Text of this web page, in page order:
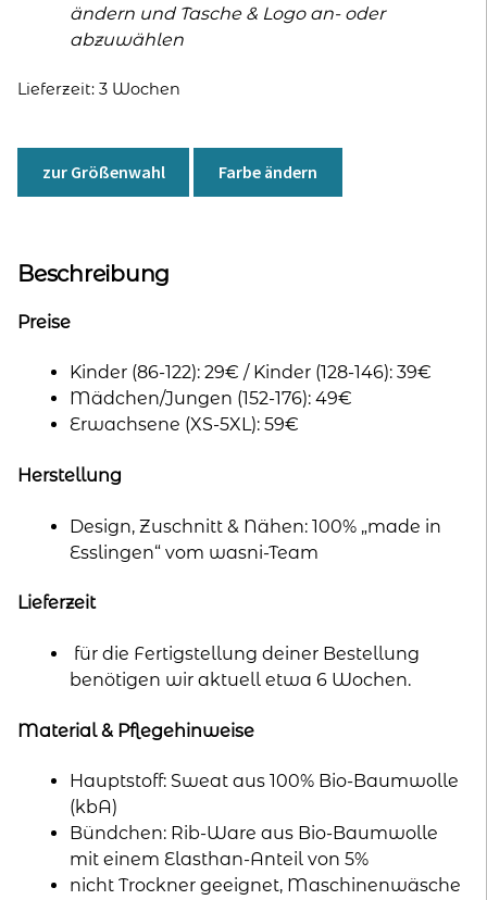
ändern und Tasche & Logo an- oder
abzuwählen
Lieferzeit: 3 Wochen
zur Größenwahl Farbe ändern
Beschreibung
Preise
Kinder (86-122): 29€ / Kinder (128-146): 39€
Mädchen/Jungen (152-176): 49€
Erwachsene (XS-5XL): 59€
Herstellung
Design, Zuschnitt & Nähen: 100% „made in
Esslingen“ vom wasni-Team
Lieferzeit
für die Fertigstellung deiner Bestellung
benötigen wir aktuell etwa 6 Wochen.
Material & Pflegehinweise
Hauptstoff: Sweat aus 100% Bio-Baumwolle
(kbA)
Bündchen: Rib-Ware aus Bio-Baumwolle
mit einem Elasthan-Anteil von 5%
nicht Trockner geeignet, Maschinenwäsche